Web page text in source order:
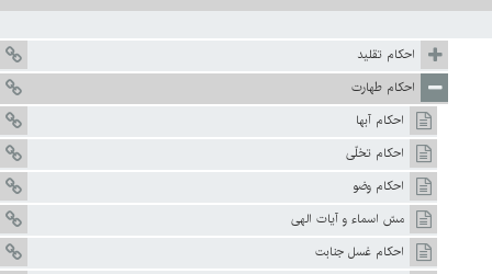
احكام تقليد
احکام طهارت
احکام آبها
احکام تخلّى‏
احکام وضو
مسّ اسماء و آيات الهى‏
احکام غسل جنابت‏